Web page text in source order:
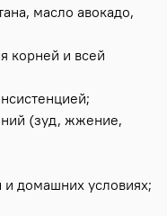
масло авокадо,
корней и всей
(зуд, жжение,
и домашних условиях;